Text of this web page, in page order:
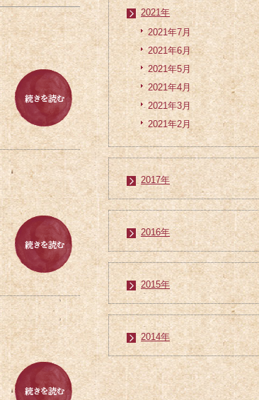
2021年
2021年7月
2021年6月
2021年5月
2021年4月
2021年3月
2021年2月
2017年
2016年
2015年
2014年